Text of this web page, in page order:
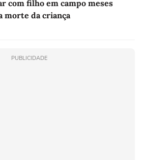
com filho em campo meses
morte da criança
PUBLICIDADE